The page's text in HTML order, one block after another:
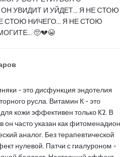
УВИДИТ И УЙДЕТ... Я НЕ СТОЮ
СТОЮ НИЧЕГО... Я НЕ СТОЮ
🥺💔😭
- это дисфункция эндотелия
русла. Витамин К - это
для кожи эффективен только K2. В
он часто указан как фитоменадион
аналог. Без терапевтической
нулевой. Патчи с гиалуроном -